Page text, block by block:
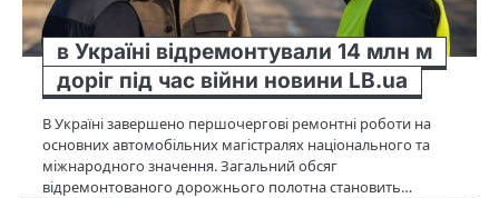
в Україні відремонтували 14 млн м
доріг під час війни новини LB.ua
В Україні завершено першочергові ремонтні роботи на
основних автомобільних магістралях національного та
міжнародного значення. Загальний обсяг
відремонтованого дорожнього полотна становить…